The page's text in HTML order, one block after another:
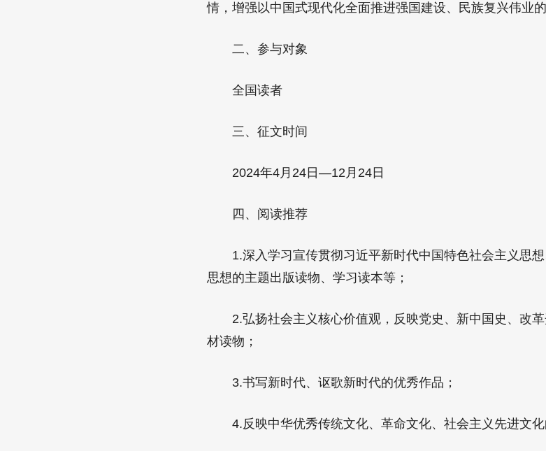
情，增强以中国式现代化全面推进强国建设、民族复兴伟业的
二、参与对象
全国读者
三、征文时间
2024年4月24日—12月24日
四、阅读推荐
1.深入学习宣传贯彻习近平新时代中国特色社会主义思想
思想的主题出版读物、学习读本等；
2.弘扬社会主义核心价值观，反映党史、新中国史、改革
材读物；
3.书写新时代、讴歌新时代的优秀作品；
4.反映中华优秀传统文化、革命文化、社会主义先进文化